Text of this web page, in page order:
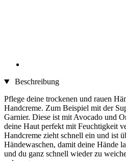
Beschreibung
Pflege deine trockenen und rauen
Handcreme. Zum Beispiel mit der
Garnier. Diese ist mit Avocado und
deine Haut perfekt mit Feuchtigkeit
Handcreme zieht schnell ein und ist
Händewaschen, damit deine Hände
und du ganz schnell wieder zu